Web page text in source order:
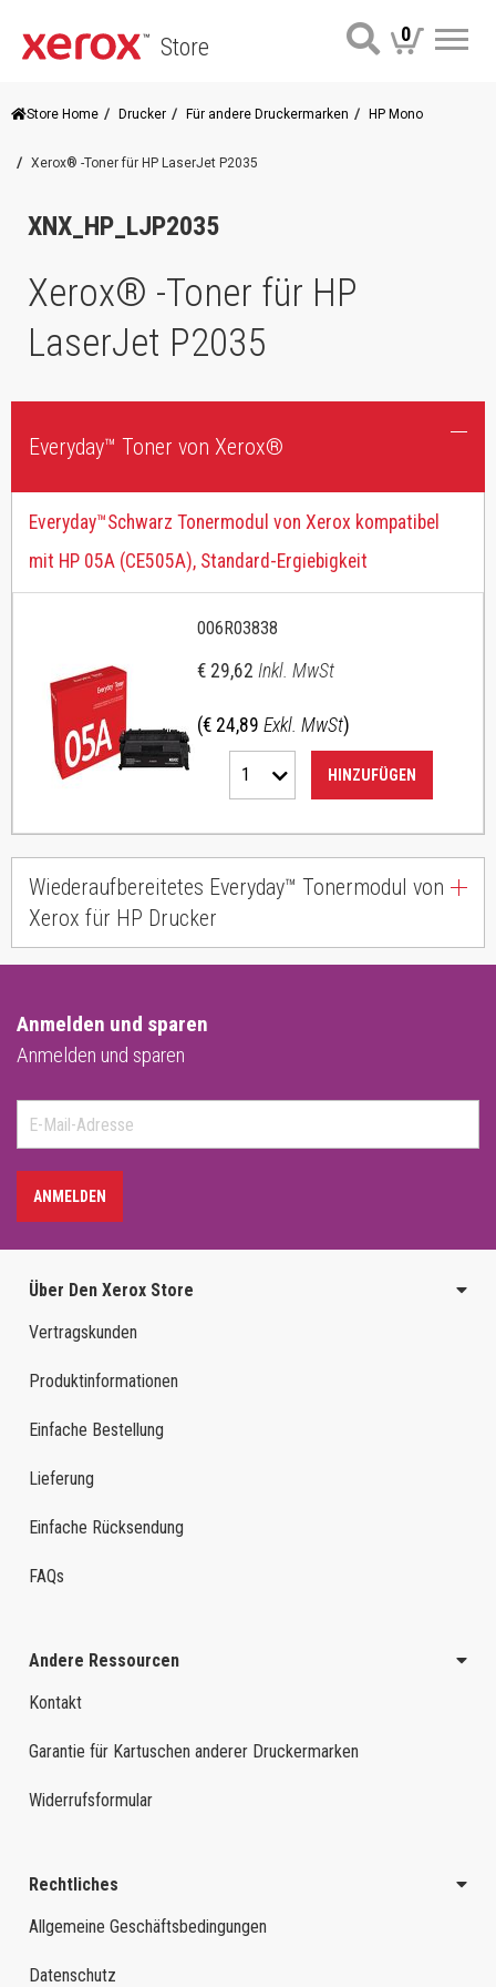
Store 0
Store Home Drucker Für andere Druckermarken HP Mono
Xerox® -Toner für HP LaserJet P2035
XNX_HP_LJP2035
Xerox® -Toner für HP
LaserJet P2035
Everyday™ Toner von Xerox®
Everyday™Schwarz Tonermodul von Xerox kompatibel
mit HP 05A (CE505A), Standard-Ergiebigkeit
006R03838
€ 29,62 Inkl. MwSt
(€ 24,89 Exkl. MwSt)
1 HINZUFÜGEN
Wiederaufbereitetes Everyday™ Tonermodul von
Xerox für HP Drucker
Anmelden und sparen
Anmelden und sparen
ANMELDEN
Über Den Xerox Store
Vertragskunden
Produktinformationen
Einfache Bestellung
Lieferung
Einfache Rücksendung
FAQs
Andere Ressourcen
Kontakt
Garantie für Kartuschen anderer Druckermarken
Widerrufsformular
Rechtliches
Allgemeine Geschäftsbedingungen
Datenschutz